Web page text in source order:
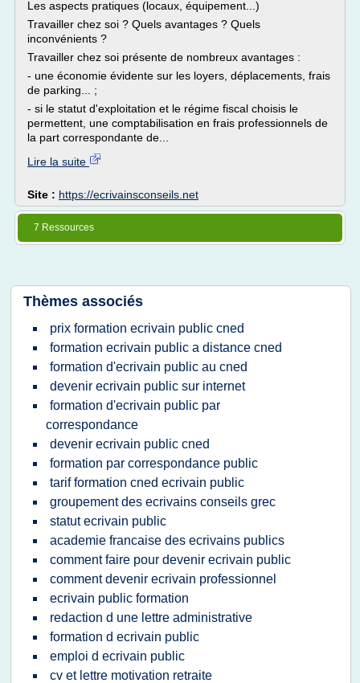
Les aspects pratiques (locaux, équipement...)
Travailler chez soi ? Quels avantages ? Quels
inconvénients ?
Travailler chez soi présente de nombreux avantages :
- une économie évidente sur les loyers, déplacements, frais
de parking... ;
- si le statut d'exploitation et le régime fiscal choisis le
permettent, une comptabilisation en frais professionnels de
la part correspondante de...
Lire la suite
Site : https://ecrivainsconseils.net
7 Ressources
Thèmes associés
prix formation ecrivain public cned
formation ecrivain public a distance cned
formation d'ecrivain public au cned
devenir ecrivain public sur internet
formation d'ecrivain public par
correspondance
devenir ecrivain public cned
formation par correspondance public
tarif formation cned ecrivain public
groupement des ecrivains conseils grec
statut ecrivain public
academie francaise des ecrivains publics
comment faire pour devenir ecrivain public
comment devenir ecrivain professionnel
ecrivain public formation
redaction d une lettre administrative
formation d ecrivain public
emploi d ecrivain public
cv et lettre motivation retraite